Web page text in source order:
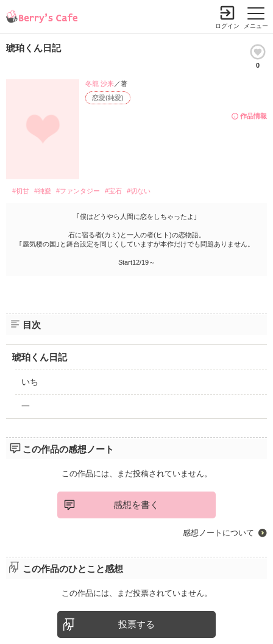
メニュー
ログイン
琥珀くん日記
0
作品情報
恋愛(純愛)
冬籠 沙来／著
#切甘 #純愛 #ファンタジー #宝石 #切ない
｢僕はどうやら人間に恋をしちゃったよ｣
石に宿る者(カミ)と一人の者(ヒト)の恋物語。
｢蜃気楼の国｣と舞台設定を同じくしていますが本作だけでも問題ありません。
Start12/19～
目次
琥珀くん日記
いち
一
この作品の感想ノート
この作品には、まだ投稿されていません。
感想を書く
感想ノートについて
この作品のひとこと感想
この作品には、まだ投票されていません。
投票する